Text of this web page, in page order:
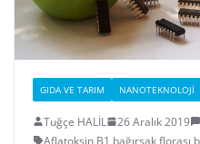
GIDA VE TARIM NANOTEKNOLOJI
Tuğçe HALİL 26 Aralık 2019
Aflatoksin B1,bağırsak florası,